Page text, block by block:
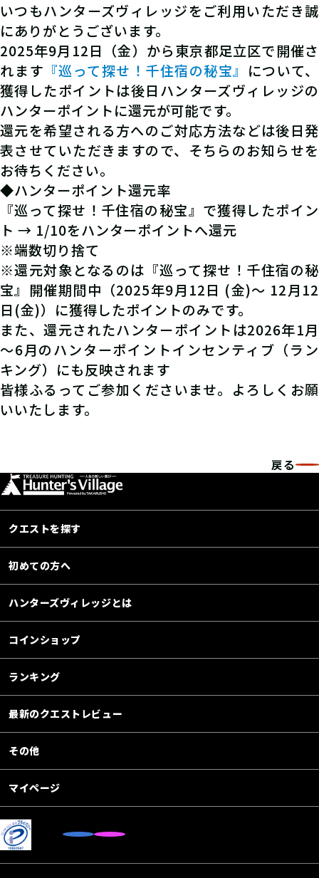
いつもハンターズヴィレッジをご利用いただき誠
にありがとうございます。
2025年9月12日（金）から東京都足立区で開催さ
れます 『巡って探せ！千住宿の秘宝』 について、
獲得したポイントは後日ハンターズヴィレッジの
ハンターポイントに還元が可能です。
還元を希望される方へのご対応方法などは後日発
表させていただきますので、そちらのお知らせを
お待ちください。
◆ハンターポイント還元率
『巡って探せ！千住宿の秘宝』で獲得したポイン
ト → 1/10をハンターポイントへ還元
※端数切り捨て
※還元対象となるのは『巡って探せ！千住宿の秘
宝』開催期間中（2025年9月12日 (金)～ 12月12
日(金)）に獲得したポイントのみです。
また、還元されたハンターポイントは2026年1月
～6月のハンターポイントインセンティブ（ラン
キング）にも反映されます
皆様ふるってご参加くださいませ。よろしくお願
いいたします。
戻る
クエストを探す
初めての方へ
ハンターズヴィレッジとは
コインショップ
ランキング
最新のクエストレビュー
その他
マイページ